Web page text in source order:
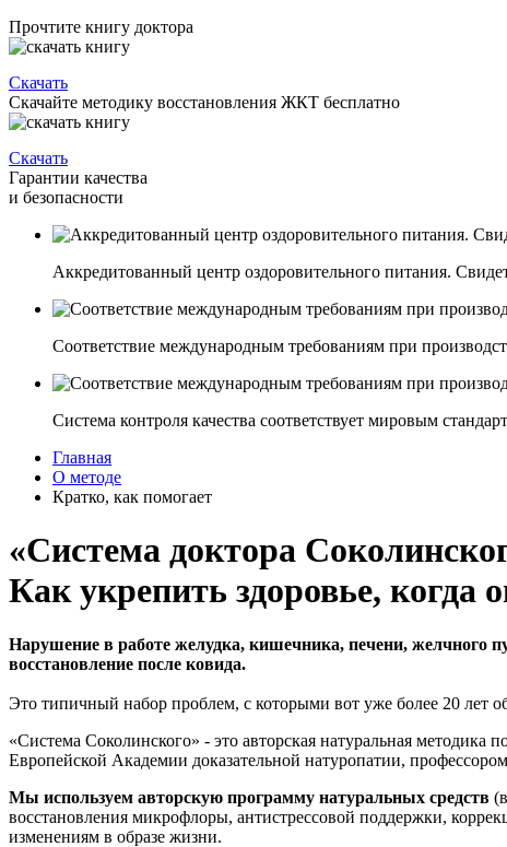
Прочтите книгу доктора
Скачать
Скачайте методику восстановления ЖКТ бесплатно
Скачать
Гарантии качества
и безопасности
Аккредитованный центр оздоровительного питания.
Соответствие международным требованиям при
Система контроля качества соответствует мировым
Главная
О методе
Кратко, как помогает
«Система доктора
Как укрепить здоровье, когда
Нарушение в работе желудка, кишечника, печени, желчного
восстановление после ковида.
Это типичный набор проблем, с которыми вот уже более 20 лет
«Система Соколинского» - это авторская натуральная
Европейской Академии доказательной натуропатии,
Мы используем авторскую программу натуральных средств
восстановления микрофлоры, антистрессовой поддержки,
изменениям в образе жизни.